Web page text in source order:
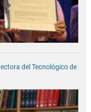
del Tecnológico de